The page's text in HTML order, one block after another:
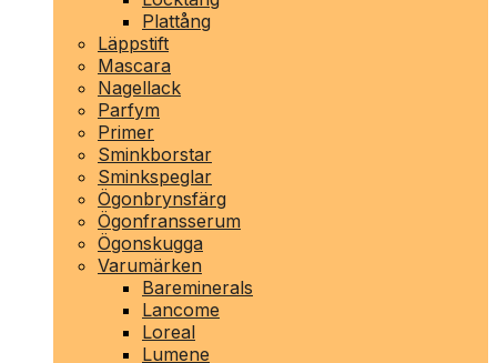
Plattång
Läppstift
Mascara
Nagellack
Parfym
Primer
Sminkborstar
Sminkspeglar
Ögonbrynsfärg
Ögonfransserum
Ögonskugga
Varumärken
Bareminerals
Lancome
Loreal
Lumene